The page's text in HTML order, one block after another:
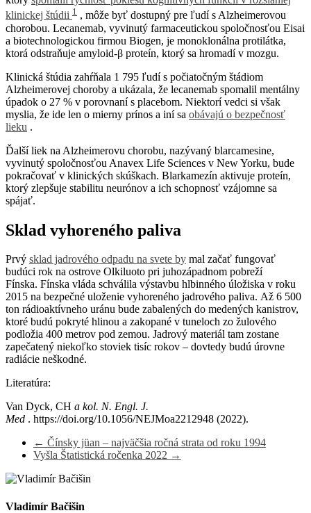
klinickej štúdii 1 , môže byť dostupný pre ľudí s Alzheimerovou
chorobou. Lecanemab, vyvinutý farmaceutickou spoločnosťou Eisai
a biotechnologickou firmou Biogen, je monoklonálna protilátka,
ktorá odstraňuje amyloid-β proteín, ktorý sa hromadí v mozgu.
Klinická štúdia zahŕňala 1 795 ľudí s počiatočným štádiom
Alzheimerovej choroby a ukázala, že lecanemab spomalil mentálny
úpadok o 27 % v porovnaní s placebom. Niektorí vedci si však
myslia, že ide len o mierny prínos a iní sa obávajú o bezpečnosť
lieku .
Ďalší liek na Alzheimerovu chorobu, nazývaný blarcamesine,
vyvinutý spoločnosťou Anavex Life Sciences v New Yorku, bude
pokračovať v klinických skúškach. Blarkamezín aktivuje proteín,
ktorý zlepšuje stabilitu neurónov a ich schopnosť vzájomne sa
spájať.
Sklad vyhoreného paliva
Prvý sklad jadrového odpadu na svete by mal začať fungovať
budúci rok na ostrove Olkiluoto pri juhozápadnom pobreží
Fínska. Fínska vláda schválila výstavbu hlbinného úložiska v roku
2015 na bezpečné uloženie vyhoreného jadrového paliva. Až 6 500
ton rádioaktívneho uránu bude zabalených do medených kanistrov,
ktoré budú pokryté hlinou a zakopané v tuneloch zo žulového
podložia 400 metrov pod zemou. Jadrový materiál tam zostane
zapečatený niekoľko stoviek tisíc rokov – dovtedy budú úrovne
radiácie neškodné.
Literatúra:
Van Dyck, CH a kol. N. Engl. J.
Med . https://doi.org/10.1056/NEJMoa2212948 (2022).
← Čínsky jüan – najväčšia ročná strata od roku 1994
Vyšla Štatistická ročenka 2022 →
Vladimír Bačišin